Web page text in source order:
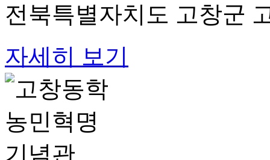
전북특별자치도 고창군
자세히 보기